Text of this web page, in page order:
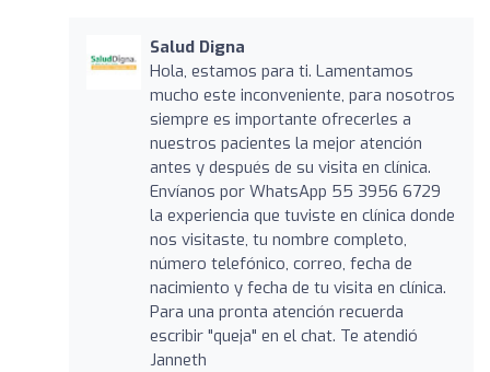
Salud Digna
Hola, estamos para ti. Lamentamos
mucho este inconveniente, para nosotros
siempre es importante ofrecerles a
nuestros pacientes la mejor atención
antes y después de su visita en clínica.
Envíanos por WhatsApp 55 3956 6729
la experiencia que tuviste en clínica donde
nos visitaste, tu nombre completo,
número telefónico, correo, fecha de
nacimiento y fecha de tu visita en clínica.
Para una pronta atención recuerda
escribir "queja" en el chat. Te atendió
Janneth